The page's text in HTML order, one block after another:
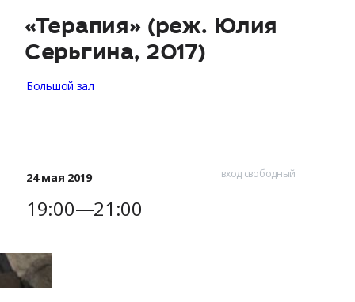
«Терапия» (реж. Юлия
Серьгина, 2017)
Большой зал
24 мая 2019
19:00—21:00
вход свободный